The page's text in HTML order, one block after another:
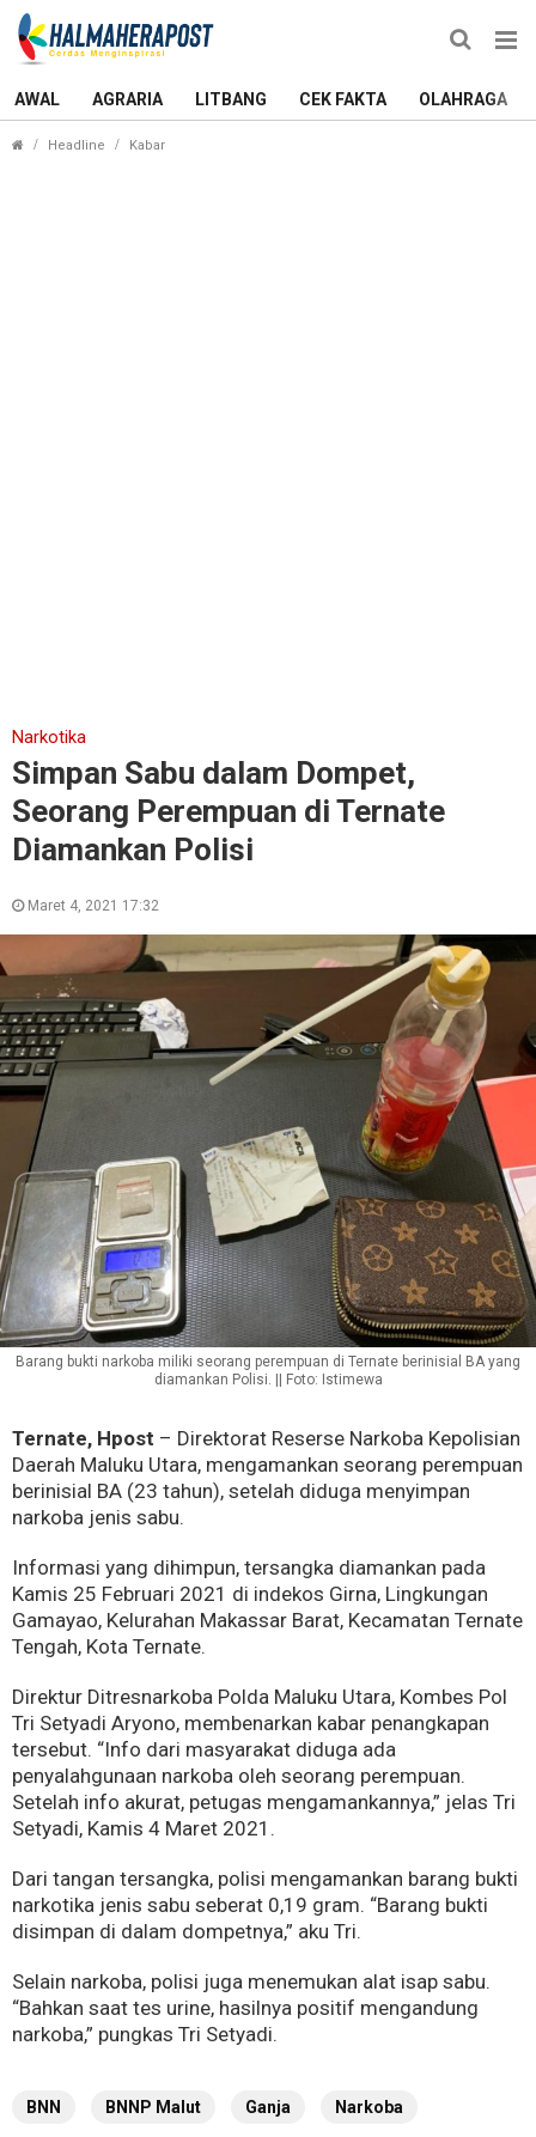
AWAL AGRARIA LITBANG CEK FAKTA OLAHRAGA
Headline Kabar
Narkotika
Simpan Sabu dalam Dompet,
Seorang Perempuan di Ternate
Diamankan Polisi
Maret 4, 2021 17:32
Barang bukti narkoba miliki seorang perempuan di Ternate berinisial BA yang
diamankan Polisi. || Foto: Istimewa
Ternate, Hpost – Direktorat Reserse Narkoba Kepolisian
Daerah Maluku Utara, mengamankan seorang perempuan
berinisial BA (23 tahun), setelah diduga menyimpan
narkoba jenis sabu.
Informasi yang dihimpun, tersangka diamankan pada
Kamis 25 Februari 2021 di indekos Girna, Lingkungan
Gamayao, Kelurahan Makassar Barat, Kecamatan Ternate
Tengah, Kota Ternate.
Direktur Ditresnarkoba Polda Maluku Utara, Kombes Pol
Tri Setyadi Aryono, membenarkan kabar penangkapan
tersebut. “Info dari masyarakat diduga ada
penyalahgunaan narkoba oleh seorang perempuan.
Setelah info akurat, petugas mengamankannya,” jelas Tri
Setyadi, Kamis 4 Maret 2021.
Dari tangan tersangka, polisi mengamankan barang bukti
narkotika jenis sabu seberat 0,19 gram. “Barang bukti
disimpan di dalam dompetnya,” aku Tri.
Selain narkoba, polisi juga menemukan alat isap sabu.
“Bahkan saat tes urine, hasilnya positif mengandung
narkoba,” pungkas Tri Setyadi.
BNN BNNP Malut Ganja Narkoba